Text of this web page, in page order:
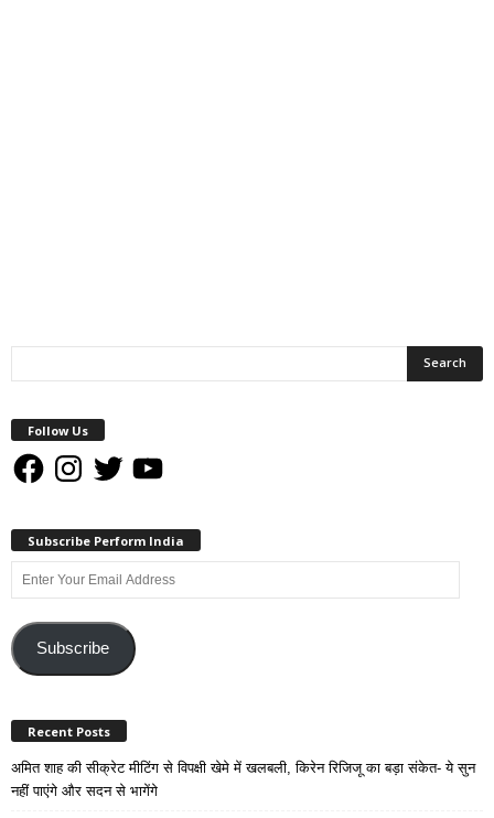
Follow Us
FacebookInstagram
Twitter YouTube
Subscribe Perform India
Enter
Your
Email
AddressSubscribe
Recent Posts
अमित शाह की सीक्रेट मीटिंग से विपक्षी खेमे में खलबली, किरेन रिजिजू का बड़ा संकेत- ये सुन
नहीं पाएंगे और सदन से भागेंगे